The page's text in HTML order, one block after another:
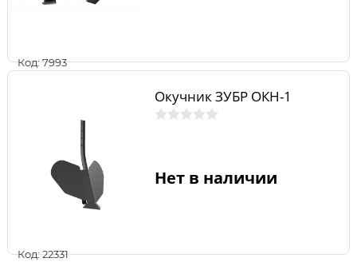
Код: 7993
Код: 22331
Окучник ЗУБР ОКН-1
Нет в наличии